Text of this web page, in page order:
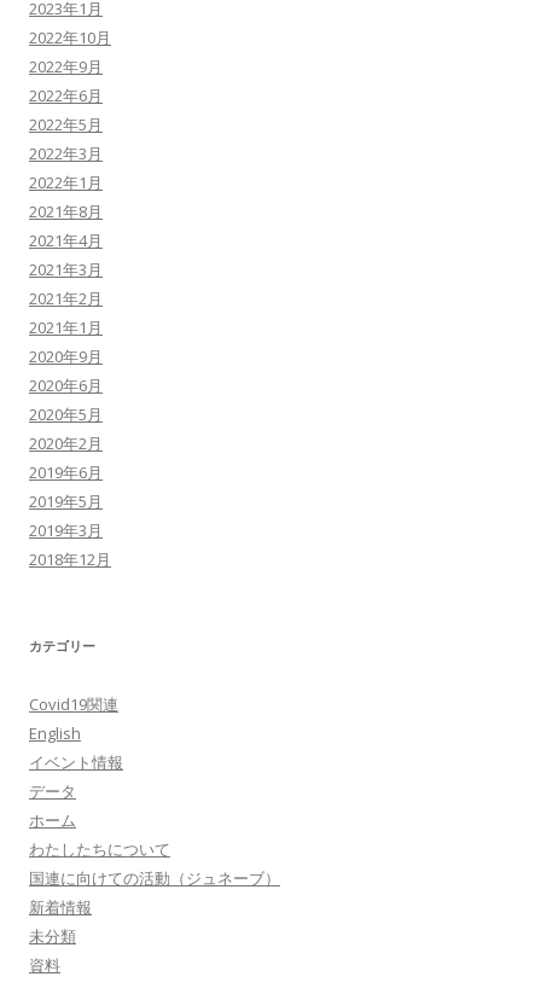
2023年1月
2022年10月
2022年9月
2022年6月
2022年5月
2022年3月
2022年1月
2021年8月
2021年4月
2021年3月
2021年2月
2021年1月
2020年9月
2020年6月
2020年5月
2020年2月
2019年6月
2019年5月
2019年3月
2018年12月
カテゴリー
Covid19関連
English
イベント情報
データ
ホーム
わたしたちについて
国連に向けての活動（ジュネーブ）
新着情報
未分類
資料